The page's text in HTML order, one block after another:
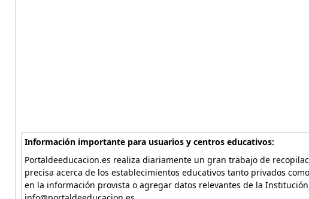
Información importante para usuarios y centros educativos:
Portaldeeducacion.es realiza diariamente un gran trabajo de
precisa acerca de los establecimientos educativos tanto privados
en la información provista o agregar datos relevantes de la